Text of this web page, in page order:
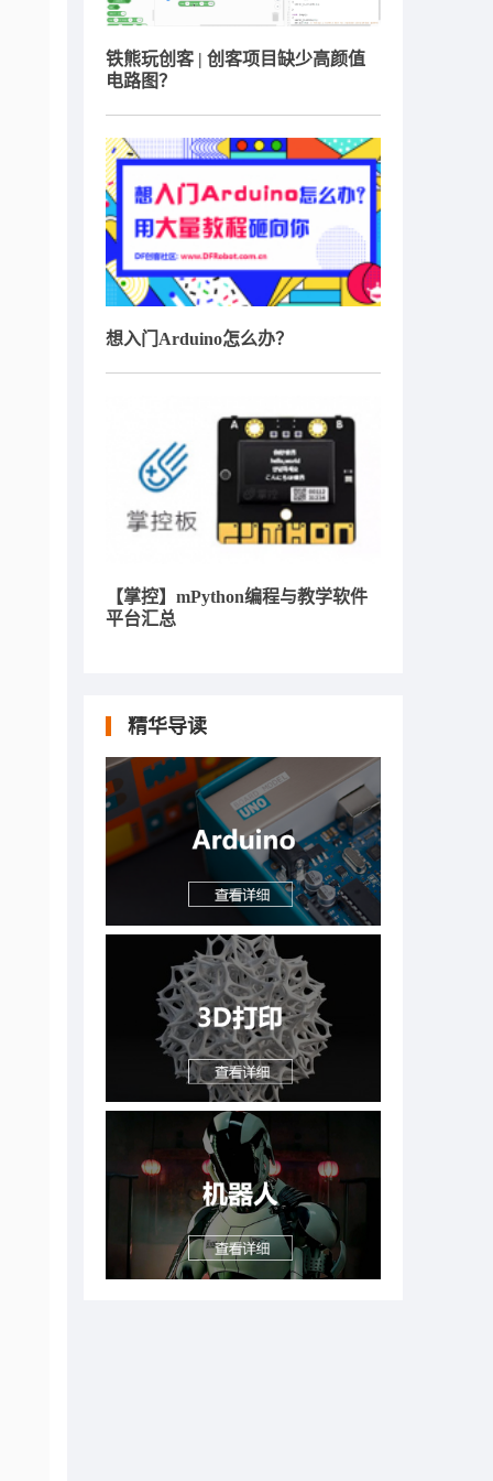
铁熊玩创客 | 创客项目缺少高颜值
电路图？
想入门Arduino怎么办？
【掌控】mPython编程与教学软件
平台汇总
精华导读